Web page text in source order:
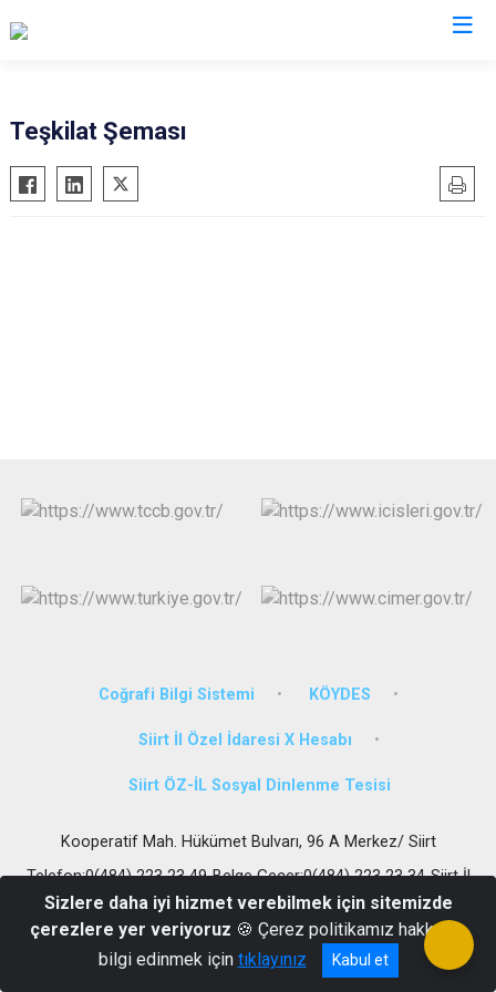
Teşkilat Şeması
Coğrafi Bilgi Sistemi KÖYDES
Siirt İl Özel İdaresi X Hesabı
Siirt ÖZ-İL Sosyal Dinlenme Tesisi
Kooperatif Mah. Hükümet Bulvarı, 96 A Merkez/ Siirt
Telefon:0(484) 223 23 49-Belge Geçer:0(484) 223 23 34-Siirt İl
Özel İdaresi Sosyal Tesisleri Tel.:0(484)254 20 30
Sizlere daha iyi hizmet verebilmek için sitemizde
çerezlere yer veriyoruz 🍪 Çerez politikamız hakkında
bilgi edinmek için tıklayınız Kabul et